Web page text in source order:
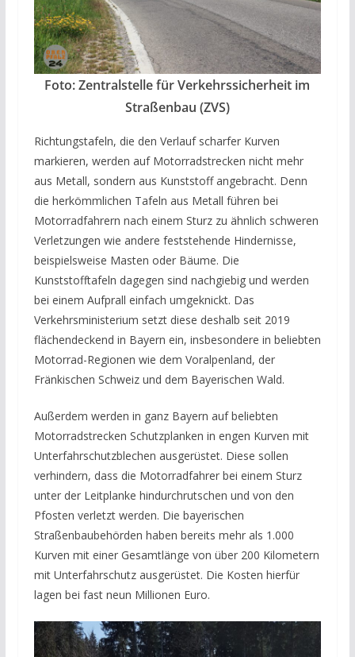
Foto: Zentralstelle für Verkehrssicherheit im
Straßenbau (ZVS)
Richtungstafeln, die den Verlauf scharfer Kurven
markieren, werden auf Motorradstrecken nicht mehr
aus Metall, sondern aus Kunststoff angebracht. Denn
die herkömmlichen Tafeln aus Metall führen bei
Motorradfahrern nach einem Sturz zu ähnlich schweren
Verletzungen wie andere feststehende Hindernisse,
beispielsweise Masten oder Bäume. Die
Kunststofftafeln dagegen sind nachgiebig und werden
bei einem Aufprall einfach umgeknickt. Das
Verkehrsministerium setzt diese deshalb seit 2019
flächendeckend in Bayern ein, insbesondere in beliebten
Motorrad-Regionen wie dem Voralpenland, der
Fränkischen Schweiz und dem Bayerischen Wald.
Außerdem werden in ganz Bayern auf beliebten
Motorradstrecken Schutzplanken in engen Kurven mit
Unterfahrschutzblechen ausgerüstet. Diese sollen
verhindern, dass die Motorradfahrer bei einem Sturz
unter der Leitplanke hindurchrutschen und von den
Pfosten verletzt werden. Die bayerischen
Straßenbaubehörden haben bereits mehr als 1.000
Kurven mit einer Gesamtlänge von über 200 Kilometern
mit Unterfahrschutz ausgerüstet. Die Kosten hierfür
lagen bei fast neun Millionen Euro.